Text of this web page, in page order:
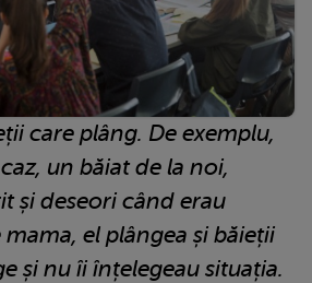
care plâng. De exemplu,
un băiat de la noi,
și deseori când erau
el plângea și băieții
și nu îi înțelegeau situația.